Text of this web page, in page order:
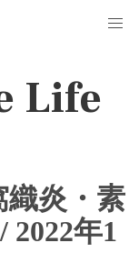
Life
織炎・素
年1